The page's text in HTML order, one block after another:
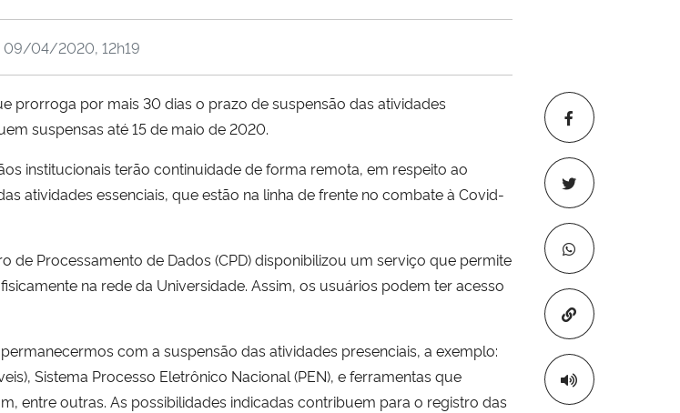
Copiar para
09/04/2020, 12h19
prorroga por mais 30 dias o prazo de suspensão das atividades
suspensas até 15 de maio de 2020.
institucionais terão continuidade de forma remota, em respeito ao
atividades essenciais, que estão na linha de frente no combate à Covid-
Processamento de Dados (CPD) disponibilizou um serviço que permite
na rede da Universidade. Assim, os usuários podem ter acesso
com a suspensão das atividades presenciais, a exemplo:
Sistema Processo Eletrônico Nacional (PEN), e ferramentas que
entre outras. As possibilidades indicadas contribuem para o registro das